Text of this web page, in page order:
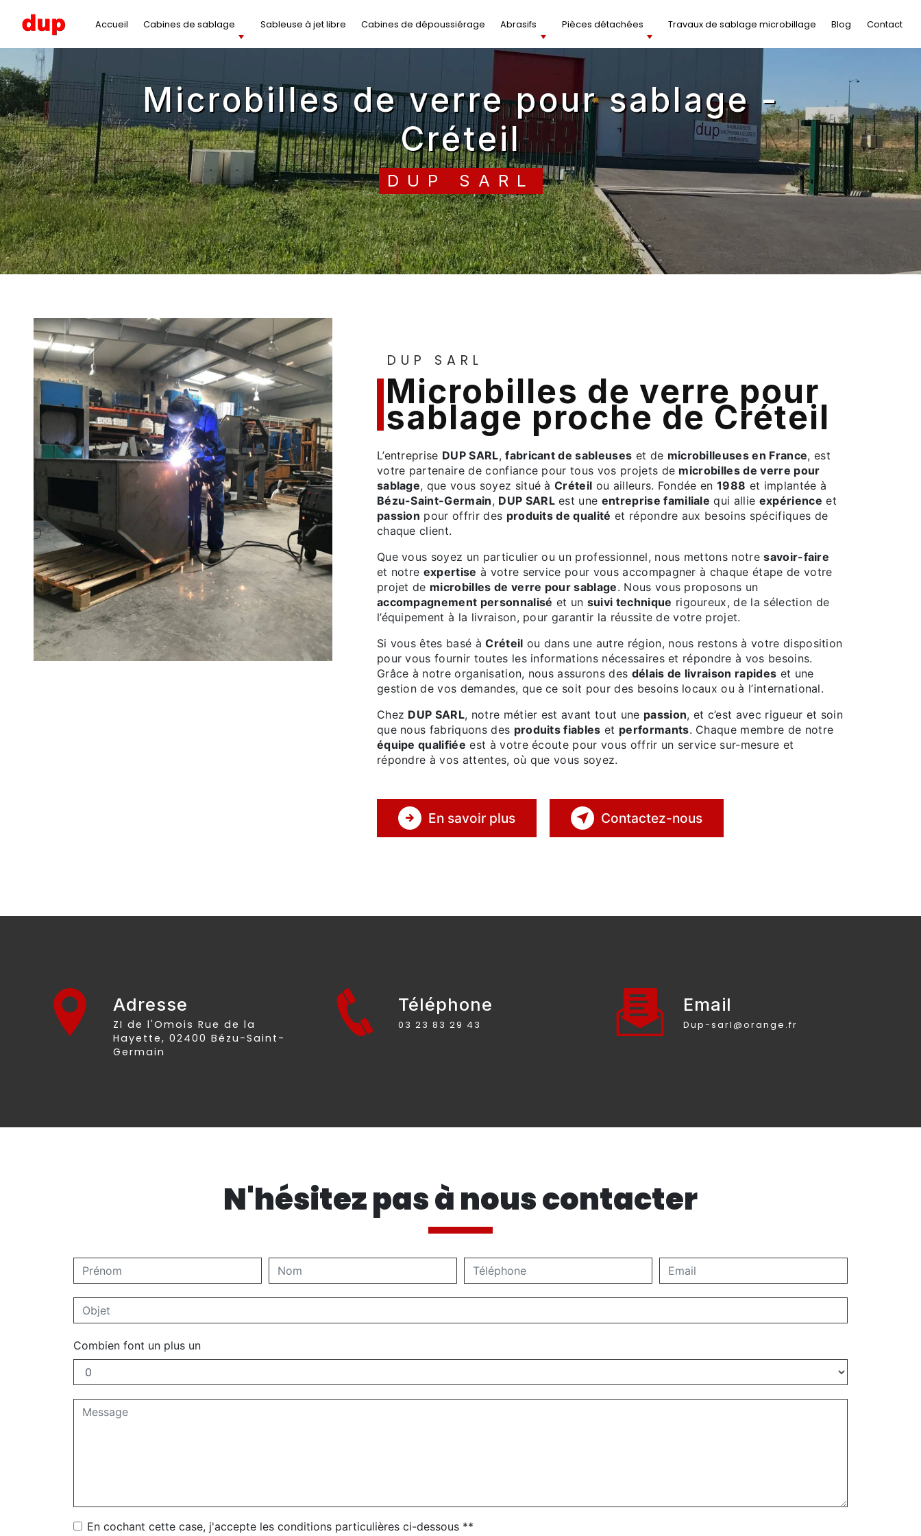
Accueil Cabines de sablage Sableuse à jet libre Cabines de dépoussiérage Abrasifs Pièces détachées Travaux de sablage microbillage Blog Contact
microbilles de verre pour sablage -
Créteil
DUP SARL
DUP SARL
microbilles de verre pour
sablage proche de Créteil
L’entreprise DUP SARL,fabricant de sableuses et de microbilleuses en France, est
votre partenaire de confiance pour tous vos projets de microbilles de verre pour
sablage, que vous soyez situé àCréteil ou ailleurs. Fondée en1988 et implantée à
Bézu-Saint-Germain, DUP SARLest une entreprise familiale qui allie expérience et
passion pour offrir des produits de qualité et répondre aux besoins spécifiques de
chaque client.
Que vous soyez un particulier ou un professionnel, nous mettons notresavoir-faire
et notre expertise à votre service pour vous accompagner à chaque étape de votre
projet de microbilles de verre pour sablage. Nous vous proposons un
accompagnement personnalisé et un suivi technique rigoureux, de la sélection de
l’équipement à la livraison, pour garantir la réussite de votre projet.
Si vous êtes basé àCréteil ou dans une autre région, nous restons à votre disposition
pour vous fournir toutes les informations nécessaires et répondre à vos besoins.
Grâce à notre organisation, nous assurons des délais de livraison rapides et une
gestion de vos demandes, que ce soit pour des besoins locaux ou à l’international.
Chez DUP SARL, notre métier est avant tout une passion, et c’est avec rigueur et soin
que nous fabriquons des produits fiables et performants. Chaque membre de notre
équipe qualifiée est à votre écoute pour vous offrir un service sur-mesure et
répondre à vos attentes, où que vous soyez.
En savoir plus Contactez-nous
Adresse
ZI de l'Omois Rue de la
Hayette, 02400 Bézu-Saint-
Germain
Téléphone
03 23 83 29 43
Email
dup-sarl@orange.fr
N'hésitez pas à nous contacter
Combien font un plus un
En cochant cette case, j'accepte les conditions particulières ci-dessous **